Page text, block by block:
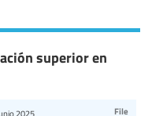
superior en
2025 File